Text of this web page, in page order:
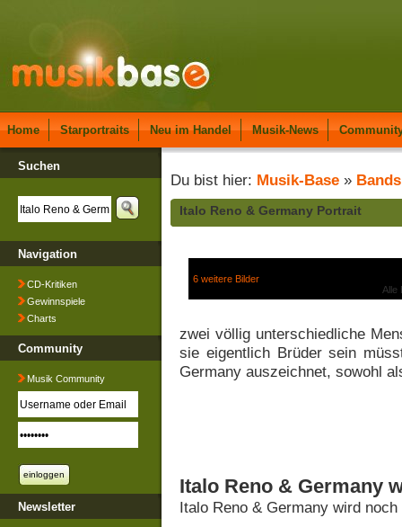
Home Starportraits Neu im Handel Musik-News
Suchen
Navigation
CD-Kritiken
Gewinnspiele
Charts
Community
Musik Community
Newsletter
Du bist hier: Musik-Base » Bands
Italo Reno & Germany Portrait
6 weitere Bilder
Alle
zwei völlig unterschiedliche
sie eigentlich Brüder sein
Germany auszeichnet, sowohl
Italo Reno & Germany
Italo Reno & Germany wird